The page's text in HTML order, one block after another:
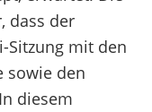
dass der
Sitzung mit den
sowie den
diesem